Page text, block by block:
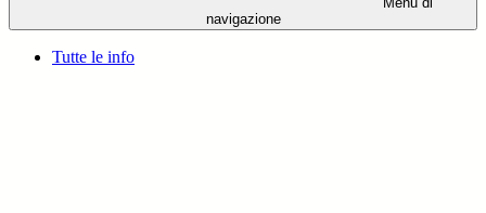
navigazione
Tutte le info